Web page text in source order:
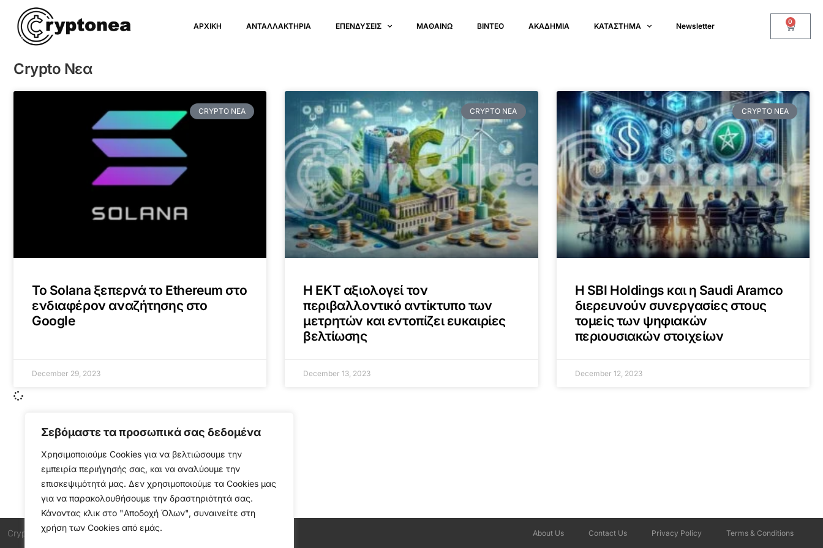
Σεβόμαστε τα προσωπικά σας δεδομένα
Χρησιμοποιούμε Cookies για να βελτιώσουμε την
εμπειρία περιήγησής σας, και να αναλύουμε την
επισκεψιμότητά μας. Δεν χρησιμοποιούμε τα Cookies μας
για να παρακολουθήσουμε την δραστηριότητά σας.
Κάνοντας κλικ στο "Αποδοχή Όλων", συναινείτε στη
χρήση των Cookies από εμάς.
ΑΡΧΙΚΗ ΑΝΤΑΛΛΑΚΤΗΡΙΑ ΕΠΕΝΔΥΣΕΙΣ ΜΑΘΑΙΝΩ ΒΙΝΤΕΟ ΑΚΑΔΗΜΙΑ ΚΑΤΑΣΤΗΜΑ Newsletter 0
Crypto Νεα
CRYPTO ΝΕΑ
Το Solana ξεπερνά το Ethereum στο
ενδιαφέρον αναζήτησης στο
Google
December 29, 2023
CRYPTO ΝΕΑ
Η ΕΚΤ αξιολογεί τον
περιβαλλοντικό αντίκτυπο των
μετρητών και εντοπίζει ευκαιρίες
βελτίωσης
December 13, 2023
CRYPTO ΝΕΑ
Η SBI Holdings και η Saudi Aramco
διερευνούν συνεργασίες στους
τομείς των ψηφιακών
περιουσιακών στοιχείων
December 12, 2023
Cryptonea © All rights reserved About Us Contact Us Privacy Policy Terms & Conditions